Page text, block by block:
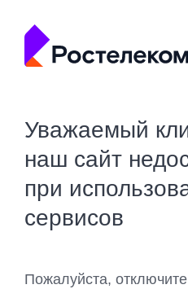
Уважаемый
наш сайт
при
сервисов
Пожалуйста,